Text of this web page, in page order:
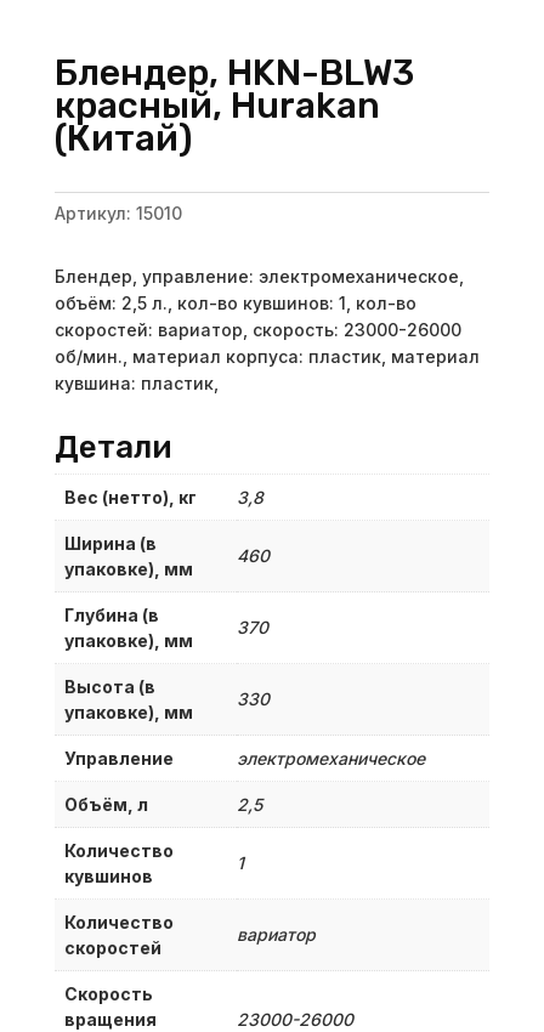
Блендер, HKN-BLW3
красный, Hurakan
(Китай)
Артикул: 15010
Блендер, управление: электромеханическое,
объём: 2,5 л., кол-во кувшинов: 1, кол-во
скоростей: вариатор, скорость: 23000-26000
об/мин., материал корпуса: пластик, материал
кувшина: пластик,
Детали
Вес (нетто), кг 3,8
Ширина (в
упаковке), мм
460
Глубина (в
упаковке), мм
370
Высота (в
упаковке), мм
330
Управление электромеханическое
Объём, л 2,5
Количество
кувшинов
1
Количество
скоростей
вариатор
Скорость
вращения
23000-26000